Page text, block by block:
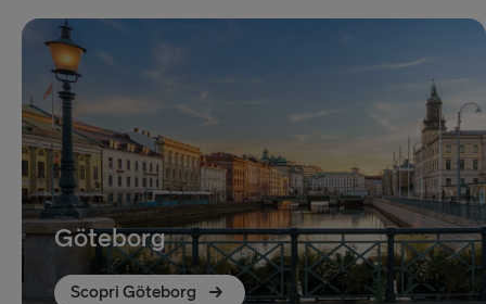
Göteborg
Scopri Göteborg